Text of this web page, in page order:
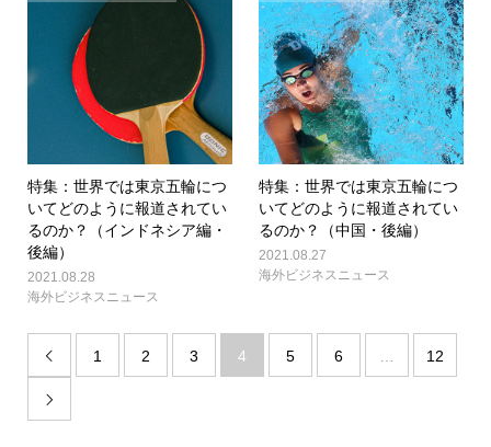
特集：世界では東京五輪につ
いてどのように報道されてい
るのか？（インドネシア編・
後編）
2021.08.28
海外ビジネスニュース
特集：世界では東京五輪につ
いてどのように報道されてい
るのか？（中国・後編）
2021.08.27
海外ビジネスニュース
 1 2 3 4 5 6 … 12
